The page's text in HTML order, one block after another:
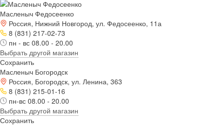
Масленыч Федосеенко
Россия, Нижний Новгород, ул. Федосеенко, 11а
8 (831) 217-02-73
пн - вс 08.00 - 20.00
Выбрать другой магазин
Сохранить
Масленыч Богородск
Россия, Богородск, ул. Ленина, 363
8 (831) 215-01-16
пн-вс 08.00 - 20.00
Выбрать другой магазин
Сохранить